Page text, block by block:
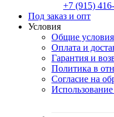
‭+7 (915)
Под заказ и опт
Условия
Общие условия
Оплата и
Гарантия и
Политика в
Согласие на